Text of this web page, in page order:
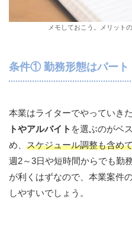
メモしておこう。メリット
条件① 勤務形態はパート
本業はライターでやっていきた
トやアルバイト を選ぶのがベ
め、 スケジュール調整も含め
週2～3日や短時間からでも勤
が利くはずなので、本業案件
しやすいでしょう。